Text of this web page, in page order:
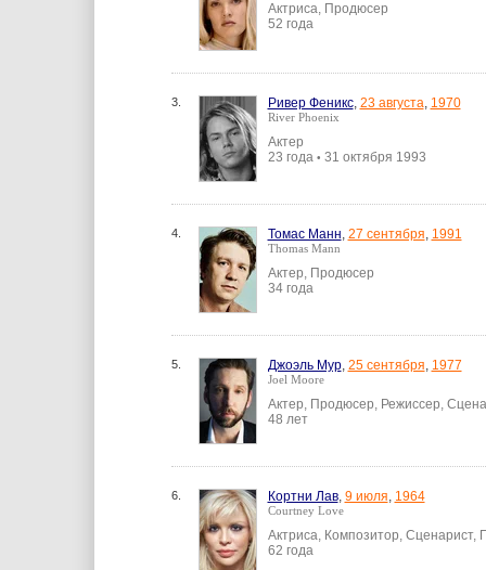
Актриса, Продюсер
52 года
3. Ривер Феникс, 23 августа, 1970
River Phoenix
Актер
23 года • 31 октября 1993
4. Томас Манн, 27 сентября, 1991
Thomas Mann
Актер, Продюсер
34 года
5. Джоэль Мур, 25 сентября, 1977
Joel Moore
Актер, Продюсер, Режиссер,
48 лет
6. Кортни Лав, 9 июля, 1964
Courtney Love
Актриса, Композитор, Сценарист,
62 года